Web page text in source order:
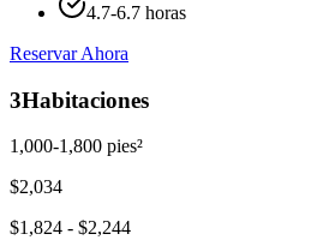
4.7-6.7 horas
Reservar Ahora
3Habitaciones
1,000-1,800 pies²
$2,034
$1,824 - $2,244